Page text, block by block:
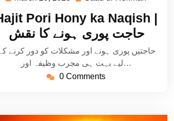
2025
Rehman
Pori Hony ka Naqish |
حاجت پوری ہونے کا نقش
حاجتیں پوری ہونے اور مشکلات کو دور کرنے
لیے بہت ہی مجرب وظیفہ اور…
0 Comments